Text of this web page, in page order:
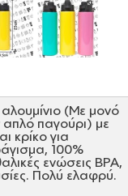
(Με μονό
απλό παγούρι) με
κρίκο για
100%
ενώσεις ΒΡΑ,
Πολύ ελαφρύ.